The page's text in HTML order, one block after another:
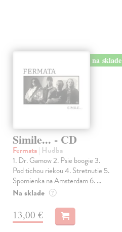
na sklade
Simile... - CD
Fermata| Hudba
1. Dr. Gamow 2. Psie boogie 3.
Pod tichou riekou 4. Stretnutie 5.
Spomienka na Amsterdam 6. ...
Na sklade ?
13,00 €